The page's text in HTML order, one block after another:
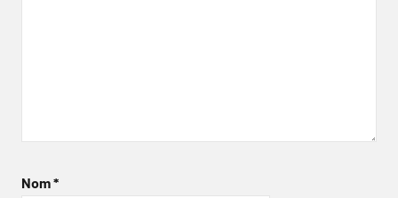
Nom*